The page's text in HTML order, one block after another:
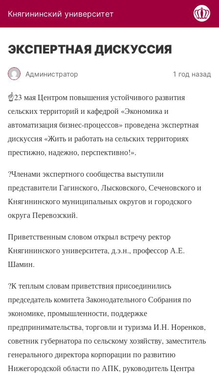
Княгининский университет
ЭКСПЕРТНАЯ ДИСКУССИЯ
Администратор 1 год назад
☝23 мая Центром повышения устойчивого развития
сельских территорий и кафедрой «Экономика и
автоматизация бизнес-процессов» проведена экспертная
дискуссия «Жить и работать на сельских территориях
престижно, надежно, перспективно!».
?Членами экспертного сообщества выступили
представители Гагинского, Лысковского, Сеченовского и
Княгининского муниципальных округов и городского
округа Перевозский.
Приветственным словом открыл встречу ректор
Княгининского университета, д.э.н., профессор А.Е.
Шамин.
?К теплым словам приветствия присоединились
председатель комитета Законодательного Собрания по
экономике, промышленности, поддержке
предпринимательства, торговли и туризма И.Н. Норенков,
советник губернатора по сельскому хозяйству, заместитель
генерального директора корпорации по развитию
Нижегородской области по АПК, руководитель Центра